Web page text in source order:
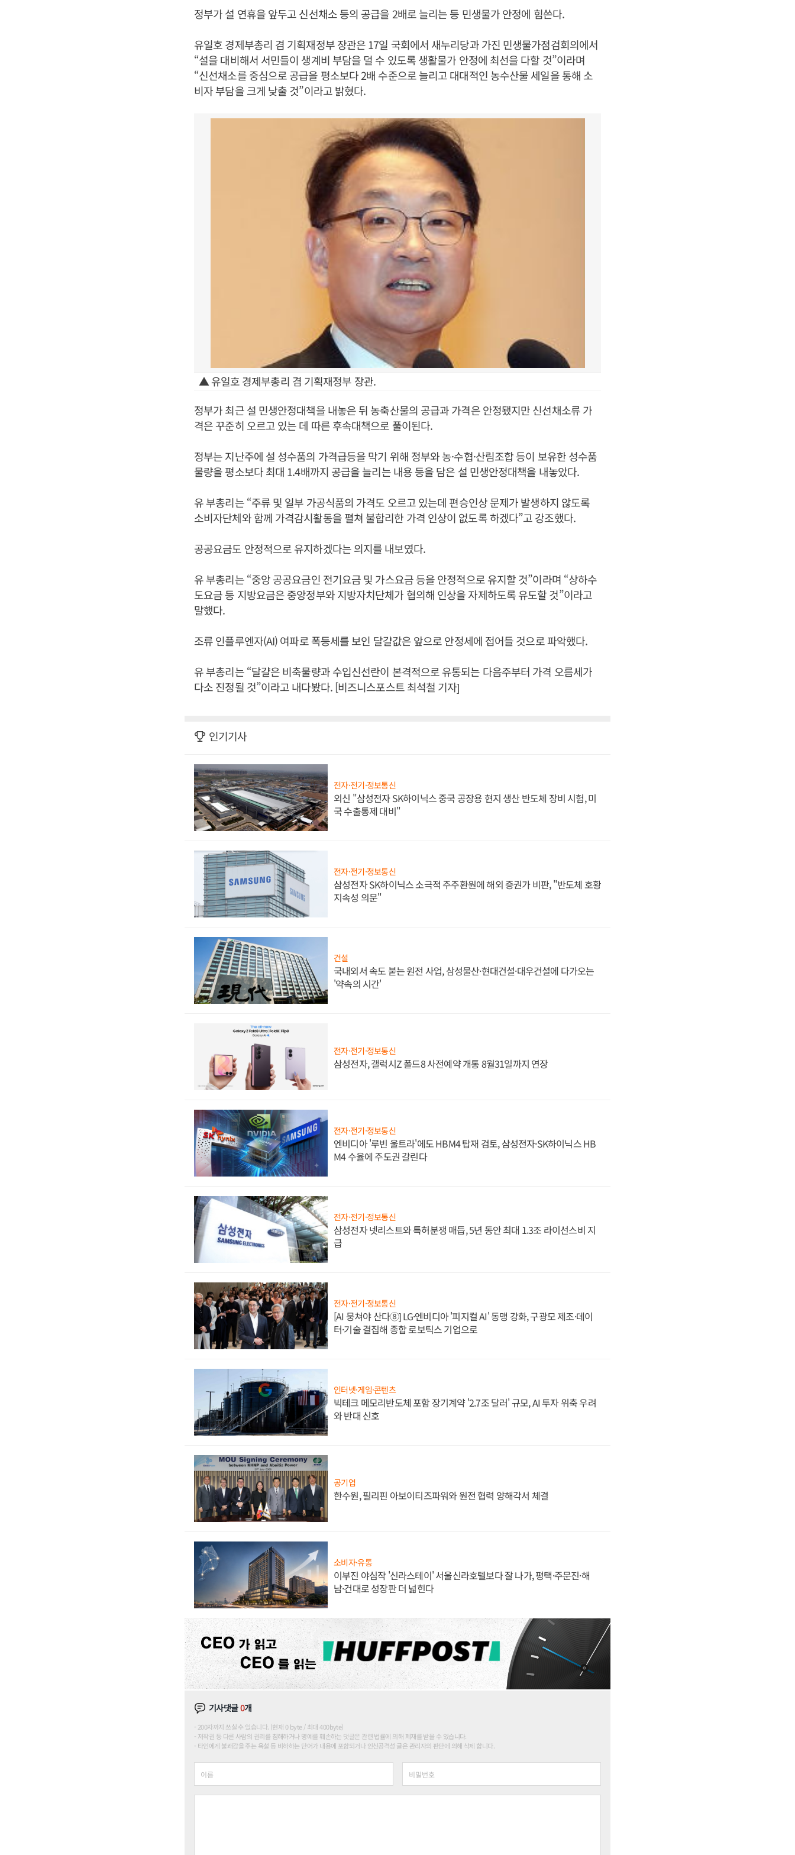
정부가 설 연휴을 앞두고 신선채소 등의 공급을 2배로 늘리는 등 민생물가 안정에 힘쓴다.
유일호 경제부총리 겸 기획재정부 장관은 17일 국회에서 새누리당과 가진 민생물가점검회의에서
“설을 대비해서 서민들이 생계비 부담을 덜 수 있도록 생활물가 안정에 최선을 다할 것”이라며
“신선채소를 중심으로 공급을 평소보다 2배 수준으로 늘리고 대대적인 농수산물 세일을 통해 소
비자 부담을 크게 낮출 것”이라고 밝혔다.
▲ 유일호 경제부총리 겸 기획재정부 장관.
정부가 최근 설 민생안정대책을 내놓은 뒤 농축산물의 공급과 가격은 안정됐지만 신선채소류 가
격은 꾸준히 오르고 있는 데 따른 후속대책으로 풀이된다.
정부는 지난주에 설 성수품의 가격급등을 막기 위해 정부와 농·수협·산림조합 등이 보유한 성수품
물량을 평소보다 최대 1.4배까지 공급을 늘리는 내용 등을 담은 설 민생안정대책을 내놓았다.
유 부총리는 “주류 및 일부 가공식품의 가격도 오르고 있는데 편승인상 문제가 발생하지 않도록
소비자단체와 함께 가격감시활동을 펼쳐 불합리한 가격 인상이 없도록 하겠다”고 강조했다.
공공요금도 안정적으로 유지하겠다는 의지를 내보였다.
유 부총리는 “중앙 공공요금인 전기요금 및 가스요금 등을 안정적으로 유지할 것”이라며 “상하수
도요금 등 지방요금은 중앙정부와 지방자치단체가 협의해 인상을 자제하도록 유도할 것”이라고
말했다.
조류 인플루엔자(AI) 여파로 폭등세를 보인 달걀값은 앞으로 안정세에 접어들 것으로 파악했다.
유 부총리는 “달걀은 비축물량과 수입신선란이 본격적으로 유통되는 다음주부터 가격 오름세가
다소 진정될 것”이라고 내다봤다. [비즈니스포스트 최석철 기자]
인기기사
전자·전기·정보통신
외신 "삼성전자 SK하이닉스 중국 공장용 현지 생산 반도체 장비 시험, 미
국 수출통제 대비"
전자·전기·정보통신
삼성전자 SK하이닉스 소극적 주주환원에 해외 증권가 비판, "반도체 호황
지속성 의문"
건설
국내외서 속도 붙는 원전 사업, 삼성물산·현대건설·대우건설에 다가오는
'약속의 시간'
전자·전기·정보통신
삼성전자, 갤럭시Z 폴드8 사전예약 개통 8월31일까지 연장
전자·전기·정보통신
엔비디아 '루빈 울트라'에도 HBM4 탑재 검토, 삼성전자·SK하이닉스 HB
M4 수율에 주도권 갈린다
전자·전기·정보통신
삼성전자 넷리스트와 특허분쟁 매듭, 5년 동안 최대 1.3조 라이선스비 지
급
전자·전기·정보통신
[AI 뭉쳐야 산다⑧] LG·엔비디아 '피지컬 AI' 동맹 강화, 구광모 제조·데이
터·기술 결집해 종합 로보틱스 기업으로
인터넷·게임·콘텐츠
빅테크 메모리반도체 포함 장기계약 '2.7조 달러' 규모, AI 투자 위축 우려
와 반대 신호
공기업
한수원, 필리핀 아보이티즈파워와 원전 협력 양해각서 체결
소비자·유통
이부진 야심작 '신라스테이' 서울신라호텔보다 잘 나가, 평택·주문진·해
남·건대로 성장판 더 넓힌다
기사댓글0개
200자까지 쓰실 수 있습니다. (현재 0 byte / 최대 400byte)
저작권 등 다른 사람의 권리를 침해하거나 명예를 훼손하는 댓글은 관련 법률에 의해 제재를 받을 수 있습니다.
타인에게 불쾌감을 주는 욕설 등 비하하는 단어가 내용에 포함되거나 인신공격성 글은 관리자의 판단에 의해 삭제 합니다.